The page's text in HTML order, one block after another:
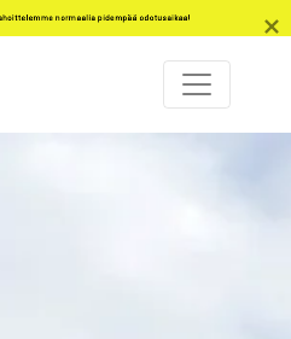
normaalia pidempää odotusaikaa!